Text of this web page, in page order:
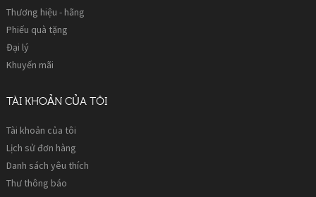
Thương hiệu - hãng
Phiếu quà tặng
Đại lý
Khuyến mãi
TÀI KHOẢN CỦA TÔI
Tài khoản của tôi
Lịch sử đơn hàng
Danh sách yêu thích
Thư thông báo